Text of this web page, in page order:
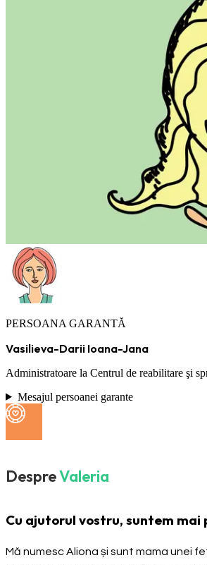
PERSOANA GARANTĂ
Vasilieva-Darii Ioana-Jana
Administratoare la Centrul de reabilitare şi
Mesajul persoanei garante
DespreValeria
Cu ajutorul vostru, suntem
Mă numesc Aliona și sunt mama unei